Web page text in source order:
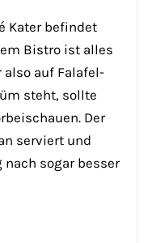
Kater befindet
Bistro ist alles
also auf Falafel-
steht, sollte
Der
serviert und
sogar besser